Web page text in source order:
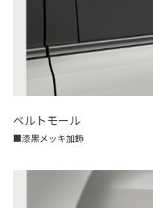
ベルトモール
■漆黒メッキ加飾